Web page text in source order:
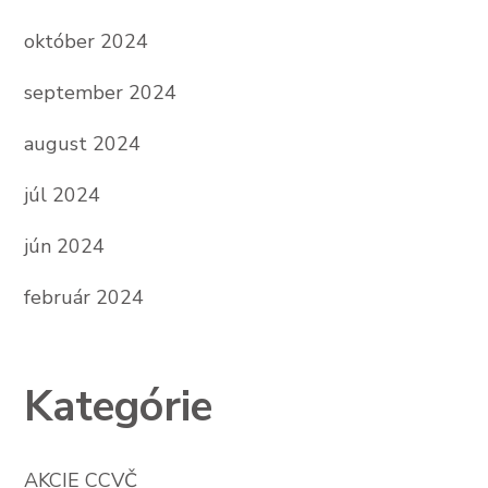
október 2024
september 2024
august 2024
júl 2024
jún 2024
február 2024
Kategórie
AKCIE CCVČ